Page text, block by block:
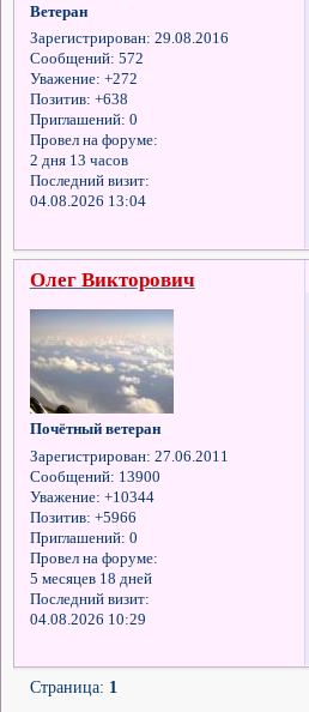
Ветеран
Зарегистрирован: 29.08.2016
Сообщений: 572
Уважение: +272
Позитив: +638
Приглашений: 0
Провел на форуме:
2 дня 13 часов
Последний визит:
04.08.2026 13:04
Олег Викторович
Почётный ветеран
Зарегистрирован: 27.06.2011
Сообщений: 13900
Уважение: +10344
Позитив: +5966
Приглашений: 0
Провел на форуме:
5 месяцев 18 дней
Последний визит:
04.08.2026 10:29
Страница: 1